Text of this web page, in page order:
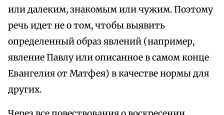
или далеким, знакомым или чужим. Поэтому
речь идет не о том, чтобы выявить
определенный образ явлений (например,
явление Павлу или описанное в самом конце
Евангелия от Матфея) в качестве нормы для
других.